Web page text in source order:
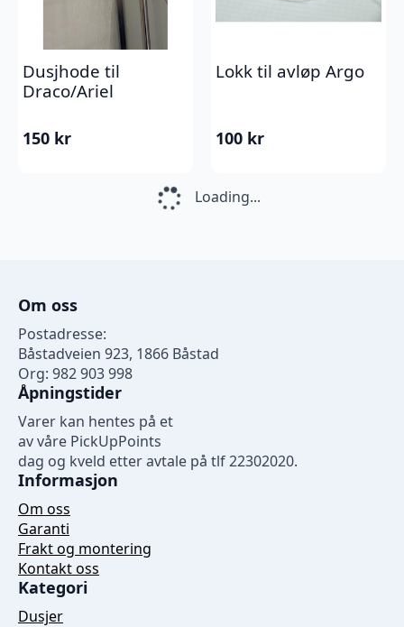
Dusjhode til
Draco/Ariel
150 kr
Lokk til avløp Argo
100 kr
Loading...
Om oss
Postadresse:
Båstadveien 923, 1866 Båstad
Org: 982 903 998
Åpningstider
Varer kan hentes på et
av våre PickUpPoints
dag og kveld etter avtale på tlf 22302020.
Informasjon
Om oss
Garanti
Frakt og montering
Kontakt oss
Kategori
Dusjer